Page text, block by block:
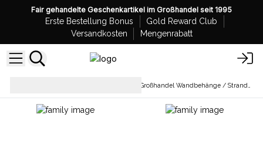
Fair gehandelte Geschenkartikel im Großhandel seit 1995
Erste Bestellung Bonus
Gold Reward Club
Versandkosten
Mengenrabatt